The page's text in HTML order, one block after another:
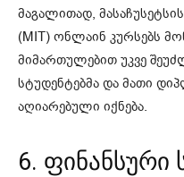
მაგალითად,
(MIT) ონლაინ კურსებს
მიმართულებით უკვე
სტუდენტებმა და მათი
აღიარებული იქნება.
6. ფინანსური